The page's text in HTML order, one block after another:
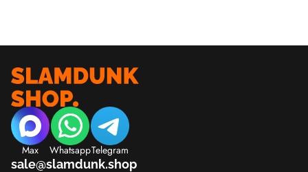
Max WhatsappTelegram
sale@slamdunk.shop